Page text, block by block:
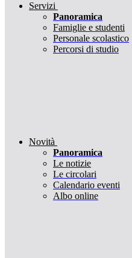
Servizi
Panoramica
Famiglie e studenti
Personale scolastico
Percorsi di studio
Novità
Panoramica
Le notizie
Le circolari
Calendario eventi
Albo online